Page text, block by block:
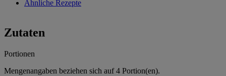
Ähnliche Rezepte
Zutaten
Portionen
Mengenangaben beziehen sich auf4 Portion(en).